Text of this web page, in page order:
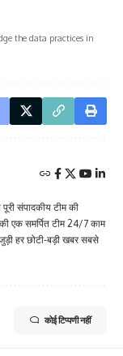
the data practices in
संपादकीय टीम की
एक समर्पित टीम 24/7 काम
हर छोटी-बड़ी खबर सबसे
कोई टिप्पणी नहीं